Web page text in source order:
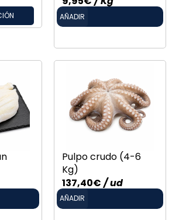
AÑADIR
Pulpo crudo (4-6
Kg)
137,40€/ ud
AÑADIR